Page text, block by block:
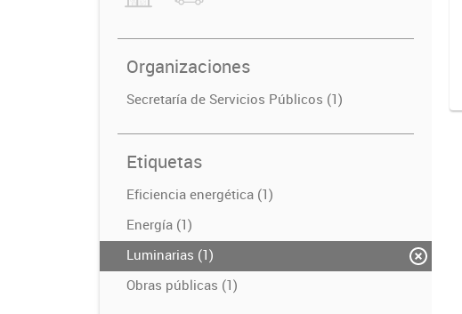
Organizaciones
Secretaría de Servicios Públicos (1)
Etiquetas
Eficiencia energética (1)
Energía (1)
Luminarias (1)
Obras públicas (1)